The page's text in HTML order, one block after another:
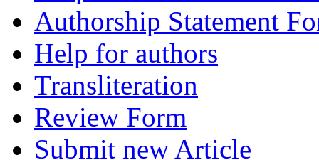
Authorship Statement
Help for authors
Transliteration
Review Form
Submit new Article